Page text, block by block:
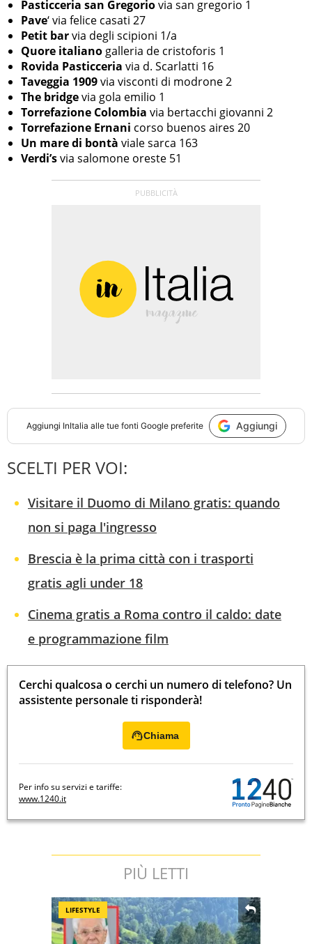
Pasticceria san Gregoriovia san gregorio 1
Pave‘ via felice casati 27
Petit barvia degli scipioni 1/a
Quore italiano galleria de cristoforis 1
Rovida Pasticceria via d. Scarlatti 16
Taveggia 1909via visconti di modrone 2
The bridgevia gola emilio 1
Torrefazione Colombia via bertacchi giovanni 2
Torrefazione Ernani corso buenos aires 20
Un mare di bontà viale sarca 163
Verdi’svia salomone oreste 51
Aggiungi InItalia alle tue fonti Google preferite Aggiungi
SCELTI PER VOI:
Visitare il Duomo di Milano gratis: quando
non si paga l'ingresso
Brescia è la prima città con i trasporti
gratis agli under 18
Cinema gratis a Roma contro il caldo: date
e programmazione film
Cerchi qualcosa o cerchi un numero di telefono? Un
assistente personale ti risponderà!
Chiama
Per info su servizi e tariffe:
www.1240.it
PIÙ LETTI
LIFESTYLE